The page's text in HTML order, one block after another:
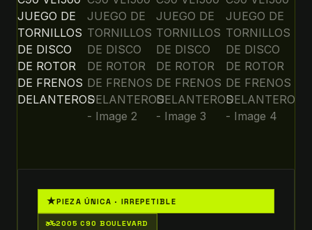
★PIEZA ÚNICA · IRREPETIBLE
two_wheeler2005 C90 BOULEVARD